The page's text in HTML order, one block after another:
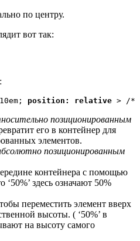
по центру.
вот так:
position: relative > /*
позиционированным
его в контейнер для
элементов.
позиционированным
контейнера с помощью
‘50%’ здесь означают 50%
переместить элемент вверх
высоты. ( ‘50%’ в
на высоту самого